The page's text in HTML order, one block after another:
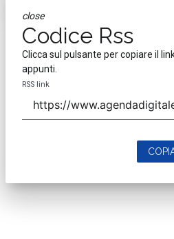
close
Codice Rss
Clicca sul pulsante per copiare il
appunti.
RSS link